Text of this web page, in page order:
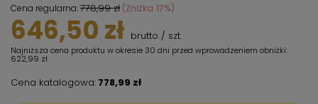
Cena regularna:778,99 zł (Zniżka 17%)
646,50 zł brutto / szt.
Najniższa cena produktu w okresie 30 dni przed wprowadzeniem obniżki:
622,99 zł
Cena katalogowa: 778,99 zł